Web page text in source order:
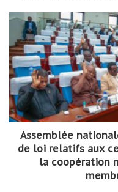
Assemblée
de loi relatifs aux
la coopération